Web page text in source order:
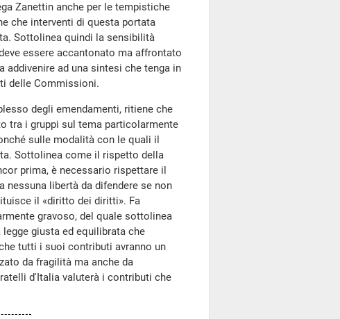
Zanettin anche per le tempistiche
che interventi di questa portata
Sottolinea quindi la sensibilità
essere accantonato ma affrontato
ad una sintesi che tenga in
delle Commissioni.
degli emendamenti, ritiene che
tra i gruppi sul tema particolarmente
sulle modalità con le quali il
Sottolinea come il rispetto della
prima, è necessario rispettare il
libertà da difendere se non
il «diritto dei diritti». Fa
gravoso, del quale sottolinea
giusta ed equilibrata che
tutti i suoi contributi avranno un
da fragilità ma anche da
d'Italia valuterà i contributi che